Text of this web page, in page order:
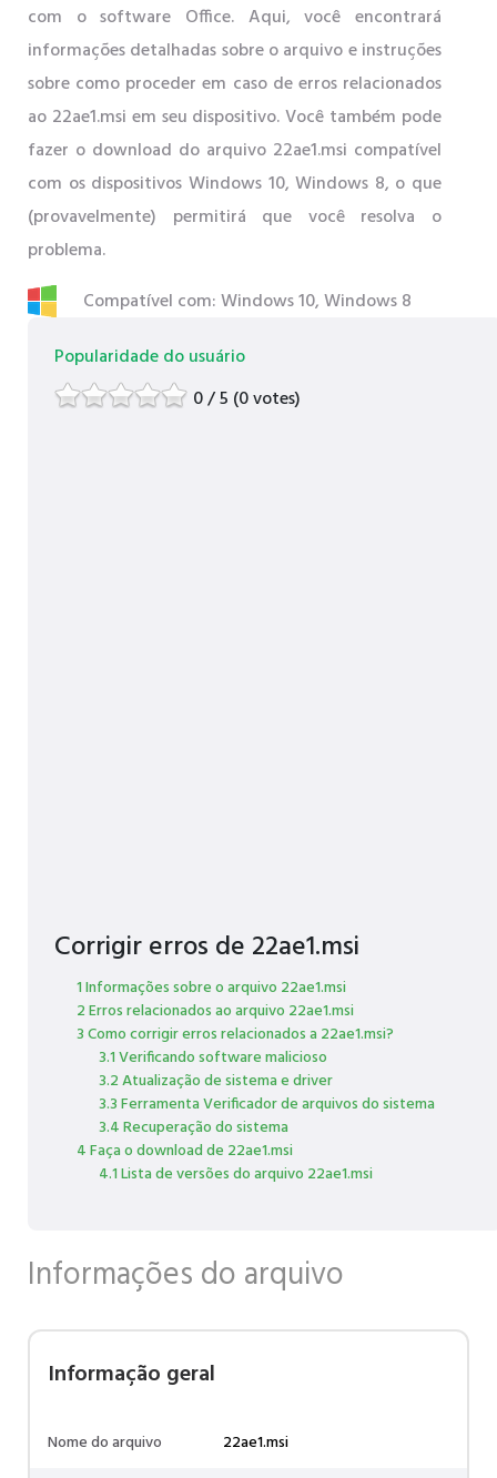
com o software Office. Aqui, você encontrará
informações detalhadas sobre o arquivo e instruções
sobre como proceder em caso de erros relacionados
ao 22ae1.msi em seu dispositivo. Você também pode
fazer o download do arquivo 22ae1.msi compatível
com os dispositivos Windows 10, Windows 8, o que
(provavelmente) permitirá que você resolva o
problema.
Compatível com: Windows 10, Windows 8
Popularidade do usuário
0 / 5 (0 votes)
Corrigir erros de 22ae1.msi
1 Informações sobre o arquivo 22ae1.msi
2 Erros relacionados ao arquivo 22ae1.msi
3 Como corrigir erros relacionados a 22ae1.msi?
3.1 Verificando software malicioso
3.2 Atualização de sistema e driver
3.3 Ferramenta Verificador de arquivos do sistema
3.4 Recuperação do sistema
4 Faça o download de 22ae1.msi
4.1 Lista de versões do arquivo 22ae1.msi
Informações do arquivo
Informação geral
Nome do arquivo
22ae1.msi